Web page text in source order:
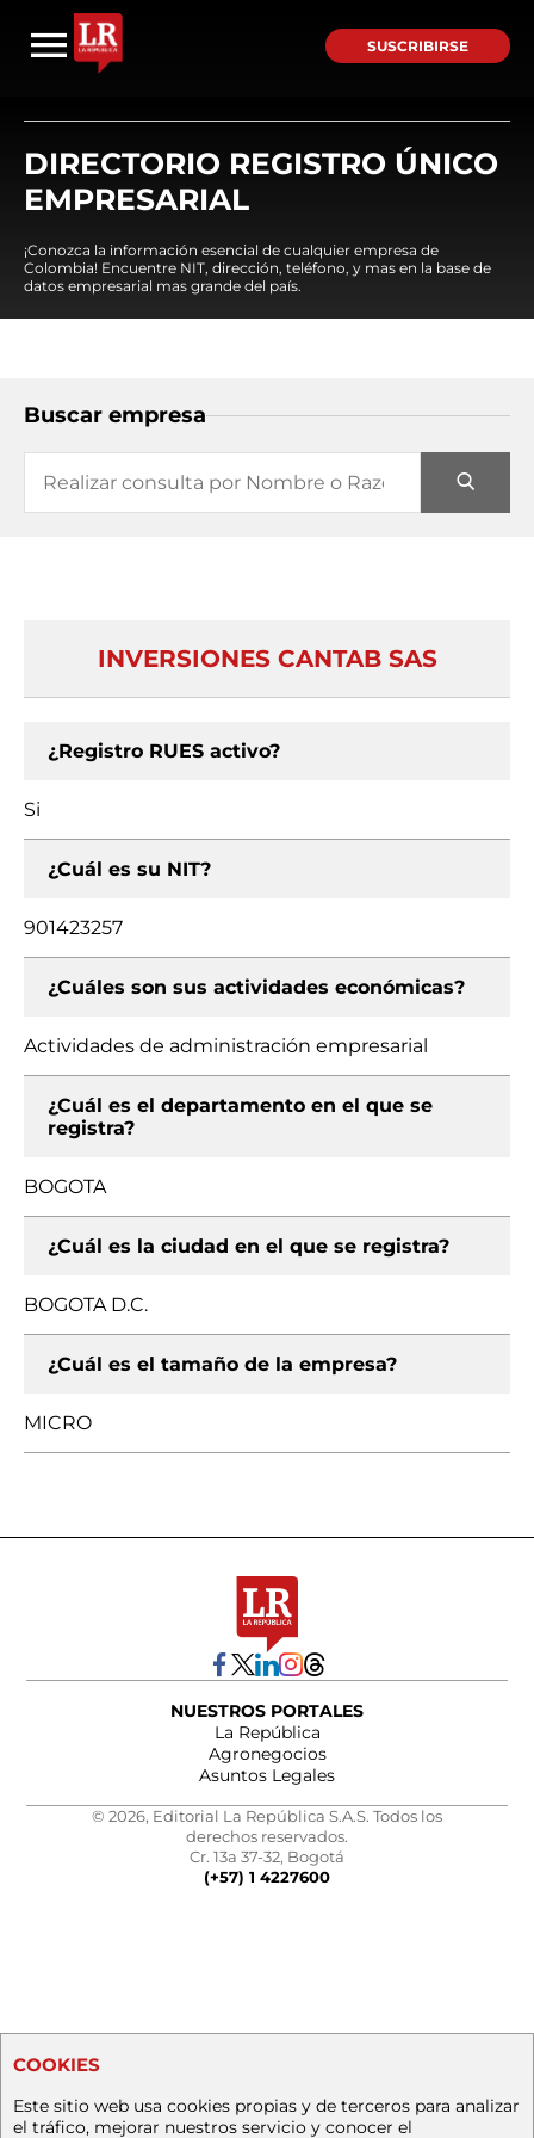
SUSCRIBIRSE
DIRECTORIO REGISTRO ÚNICO
EMPRESARIAL
¡Conozca la información esencial de cualquier empresa de
Colombia! Encuentre NIT, dirección, teléfono, y mas en la base de
datos empresarial mas grande del país.
Buscar empresa
INVERSIONES CANTAB SAS
¿Registro RUES activo?
Si
¿Cuál es su NIT?
901423257
¿Cuáles son sus actividades económicas?
Actividades de administración empresarial
¿Cuál es el departamento en el que se
registra?
BOGOTA
¿Cuál es la ciudad en el que se registra?
BOGOTA D.C.
¿Cuál es el tamaño de la empresa?
MICRO
NUESTROS PORTALES
La República
Agronegocios
Asuntos Legales
© 2026, Editorial La República S.A.S. Todos los
derechos reservados.
Cr. 13a 37-32, Bogotá
(+57) 1 4227600
COOKIES
Este sitio web usa cookies propias y de terceros para analizar
el tráfico, mejorar nuestros servicio y conocer el